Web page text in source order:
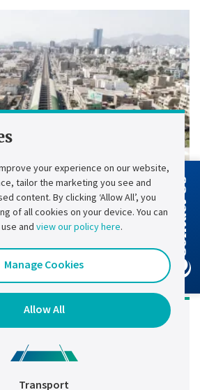
d’activités
Transport
Contact Us
your experience on our website,
tailor the marketing you see and
content. By clicking ‘Allow All’, you
of all cookies on your device. You can
and view our policy here.
Manage Cookies
Allow All